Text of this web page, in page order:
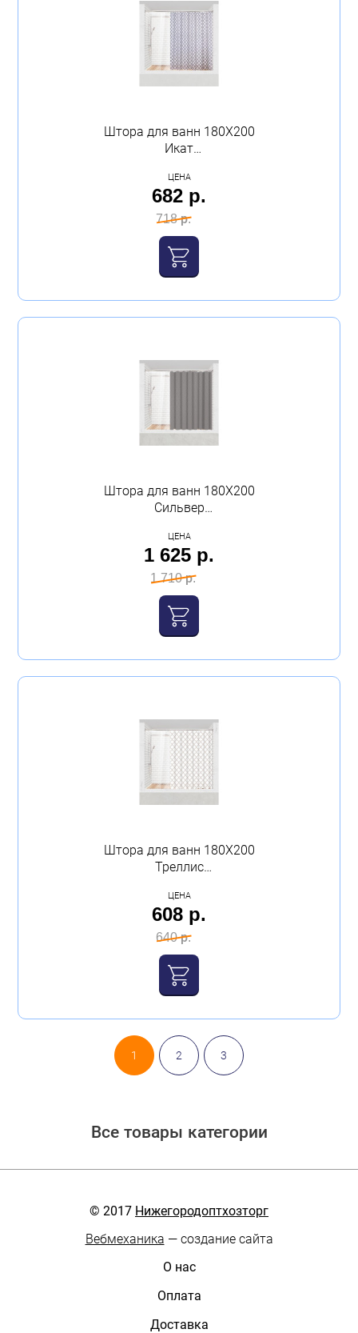
Штора для ванн 180Х200
Икат
Master House
ЦЕНА
682 р.
718 р.
Штора для ванн 180Х200
Сильвер
Master House
ЦЕНА
1 625 р.
1 710 р.
Штора для ванн 180Х200
Треллис
Master House
ЦЕНА
608 р.
640 р.
1 2 3
Все товары категории
© 2017 Нижегородоптхозторг
Вебмеханика — создание сайта
О нас
Оплата
Доставка